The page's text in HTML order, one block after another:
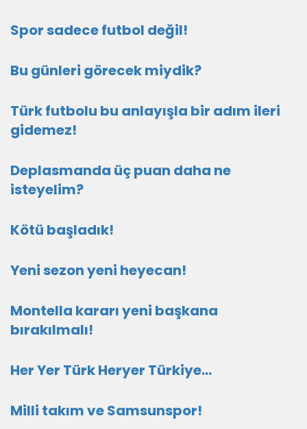
Spor sadece futbol değil!
Bu günleri görecek miydik?
Türk futbolu bu anlayışla bir adım ileri
gidemez!
Deplasmanda üç puan daha ne
isteyelim?
Kötü başladık!
Yeni sezon yeni heyecan!
Montella kararı yeni başkana
bırakılmalı!
Her Yer Türk Heryer Türkiye…
Milli takım ve Samsunspor!